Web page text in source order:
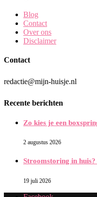
Blog
Contact
Over ons
Disclaimer
Contact
redactie@mijn-huisje.nl
Recente berichten
Zo kies je een
2 augustus 2026
Stroomstoring in
19 juli 2026